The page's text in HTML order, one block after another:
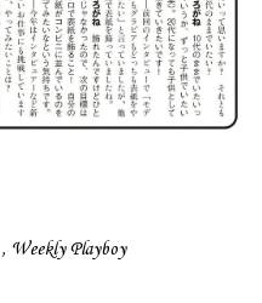
, Weekly Playboy